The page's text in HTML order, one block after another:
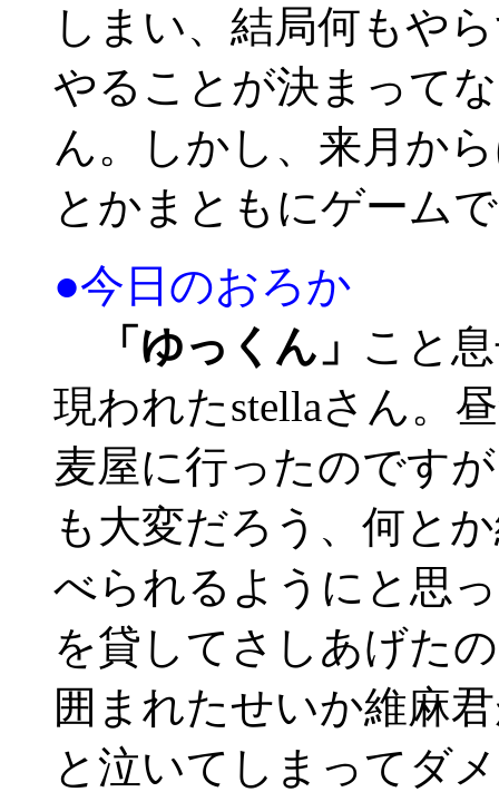
しまい、結局何もや
やることが決まって
ん。しかし、来月か
とかまともにゲーム
●今日のおろか
「ゆっくん」 こと
現われたstellaさん。
麦屋に行ったのです
も大変だろう、何と
べられるようにと思
を貸してさしあげた
囲まれたせいか維麻
と泣いてしまってダ